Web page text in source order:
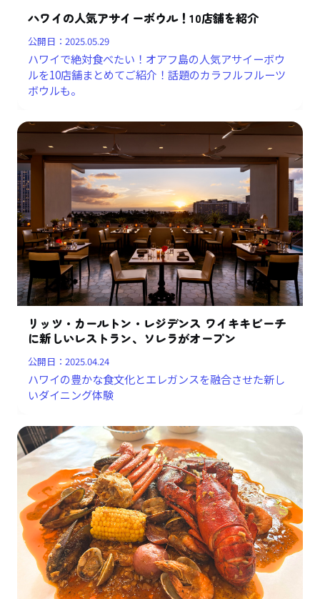
ハワイの人気アサイーボウル！10店舗を紹介
公開日：2025.05.29
ハワイで絶対食べたい！オアフ島の人気アサイーボウ
ルを10店舗まとめてご紹介！話題のカラフルフルーツ
ボウルも。
リッツ・カールトン・レジデンス ワイキキビーチ
に新しいレストラン、ソレラがオープン
公開日：2025.04.24
ハワイの豊かな食文化とエレガンスを融合させた新し
いダイニング体験